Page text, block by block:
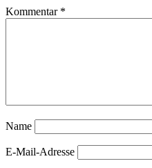
Kommentar *
Name
E-Mail-Adresse